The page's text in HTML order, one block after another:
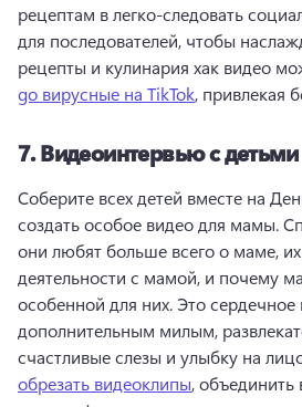
рецептам в легко-следовать
для последователей, чтобы
рецепты и кулинария хак видео
go вирусные на TikTok, привлекая
7.Видеоинтервью с детьми
Соберите всех детей вместе на
создать особое видео для мамы.
они любят больше всего о маме,
деятельности с мамой, и почему
особенной для них. Это сердечное
дополнительным милым,
счастливые слезы и улыбку на
обрезать видеоклипы, объединить